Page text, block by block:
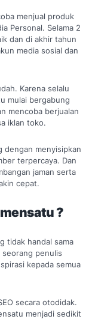
menjual produk
Personal. Selama 2
dan di akhir tahun
media sosial dan
Karena selalu
mulai bergabung
mencoba berjualan
iklan toko.
dengan menyisipkan
terpercaya. Dan
jaman serta
cepat.
?
tidak handal sama
penulis
kepada semua
secara otodidak.
menjadi sedikit